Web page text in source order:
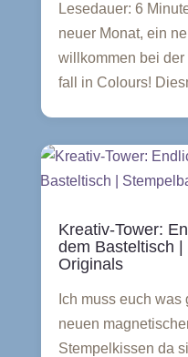
Lesedauer: 6
neuer Monat, ein
willkommen bei
fall in Colours!
Kreativ-Tower:
dem Basteltisch
Originals
Ich muss euch
neuen
Stempelkissen da